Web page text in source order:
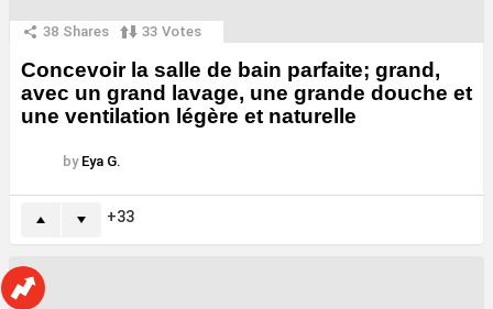
38 Shares 33 Votes
Concevoir la salle de bain parfaite; grand,
avec un grand lavage, une grande douche et
une ventilation légère et naturelle
by Eya G.
33